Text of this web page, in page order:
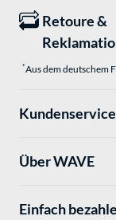
Retoure &
*Aus dem deutschem
Kundenservice
Über WAVE
Einfach